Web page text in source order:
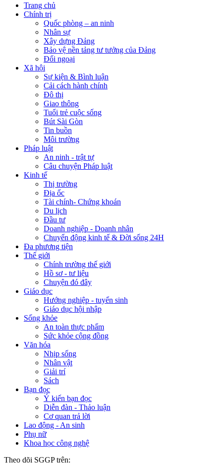
Trang chủ
Chính trị
Quốc phòng – an ninh
Nhân sự
Xây dựng Đảng
Bảo vệ nền tảng tư tưởng của Đảng
Đối ngoại
Xã hội
Sự kiện & Bình luận
Cải cách hành chính
Đô thị
Giao thông
Tuổi trẻ cuộc sống
Bút Sài Gòn
Tin buồn
Môi trường
Pháp luật
An ninh - trật tự
Câu chuyện Pháp luật
Kinh tế
Thị trường
Địa ốc
Tài chính- Chứng khoán
Du lịch
Đầu tư
Doanh nghiệp - Doanh nhân
Chuyển động kinh tế & Đời sống 24H
Đa phương tiện
Thế giới
Chính trường thế giới
Hồ sơ - tư liệu
Chuyện đó đây
Giáo dục
Hướng nghiệp - tuyển sinh
Giáo dục hội nhập
Sống khỏe
An toàn thực phẩm
Sức khỏe cộng đồng
Văn hóa
Nhịp sống
Nhân vật
Giải trí
Sách
Bạn đọc
Ý kiến bạn đọc
Diễn đàn - Thảo luận
Cơ quan trả lời
Lao động - An sinh
Phụ nữ
Khoa học công nghệ
Theo dõi SGGP trên: